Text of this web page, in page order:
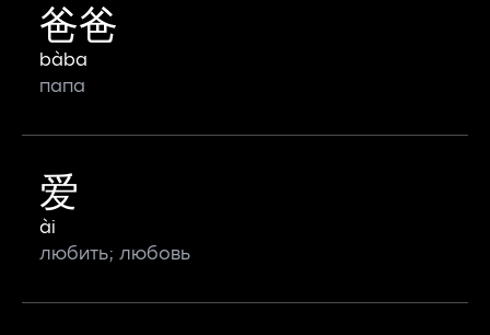
爸爸
bàba
папа
爱
ài
любить; любовь